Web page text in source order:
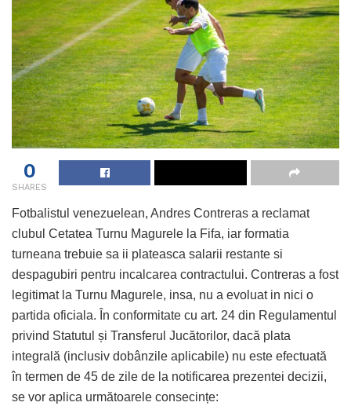
0
SHARES
Fotbalistul venezuelean, Andres Contreras a reclamat
clubul Cetatea Turnu Magurele la Fifa, iar formatia
turneana trebuie sa ii plateasca salarii restante si
despagubiri pentru incalcarea contractului. Contreras a fost
legitimat la Turnu Magurele, insa, nu a evoluat in nici o
partida oficiala. În conformitate cu art. 24 din Regulamentul
privind Statutul și Transferul Jucătorilor, dacă plata
integrală (inclusiv dobânzile aplicabile) nu este efectuată
în termen de 45 de zile de la notificarea prezentei decizii,
se vor aplica următoarele consecințe: